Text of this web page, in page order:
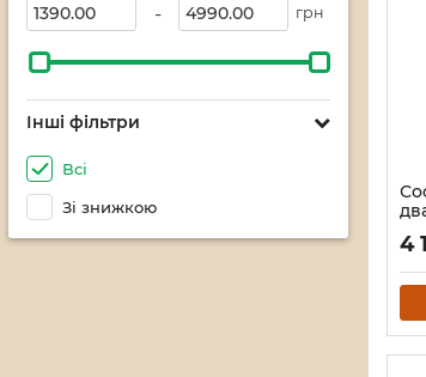
- грн
Інші фільтри
Всі
Зі знижкою
4